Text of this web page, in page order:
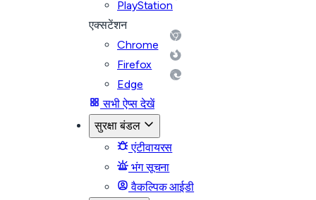
PlayStation
एक्सटेंशन
Chrome
Firefox
Edge
सभी ऐप्स देखें
सुरक्षा बंडल
एंटीवायरस
भंग सूचना
वैकल्पिक आईडी